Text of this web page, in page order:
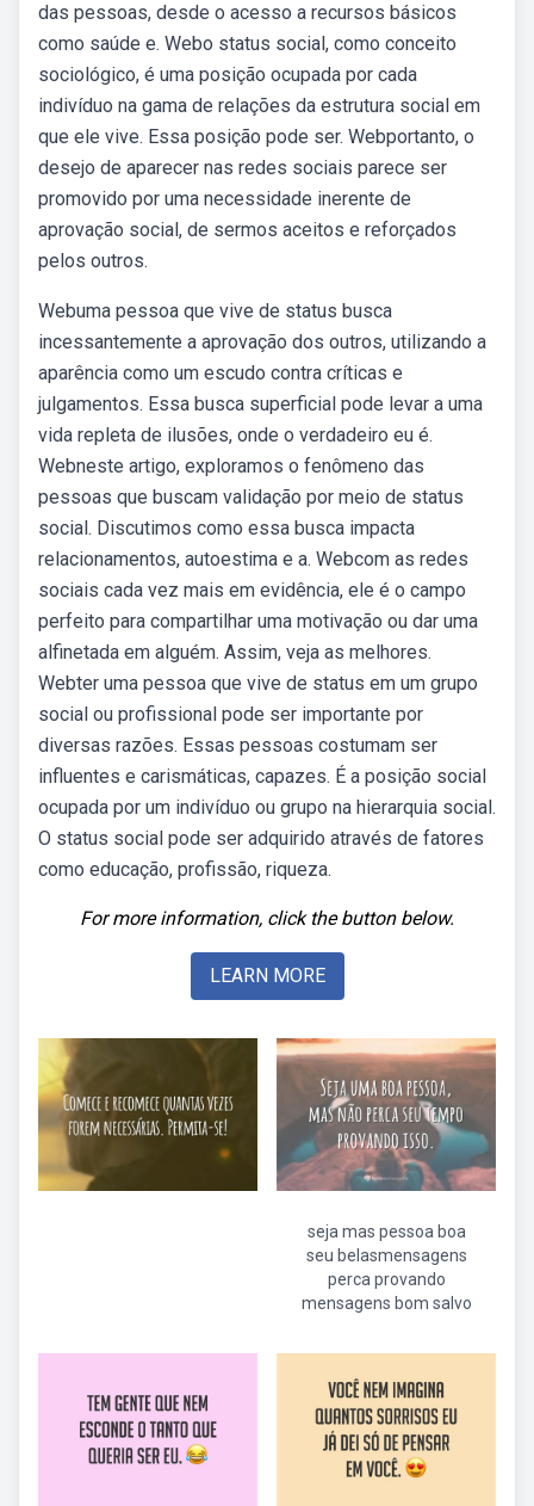
das pessoas, desde o acesso a recursos básicos
como saúde e. Webo status social, como conceito
sociológico, é uma posição ocupada por cada
indivíduo na gama de relações da estrutura social em
que ele vive. Essa posição pode ser. Webportanto, o
desejo de aparecer nas redes sociais parece ser
promovido por uma necessidade inerente de
aprovação social, de sermos aceitos e reforçados
pelos outros.
Webuma pessoa que vive de status busca
incessantemente a aprovação dos outros, utilizando a
aparência como um escudo contra críticas e
julgamentos. Essa busca superficial pode levar a uma
vida repleta de ilusões, onde o verdadeiro eu é.
Webneste artigo, exploramos o fenômeno das
pessoas que buscam validação por meio de status
social. Discutimos como essa busca impacta
relacionamentos, autoestima e a. Webcom as redes
sociais cada vez mais em evidência, ele é o campo
perfeito para compartilhar uma motivação ou dar uma
alfinetada em alguém. Assim, veja as melhores.
Webter uma pessoa que vive de status em um grupo
social ou profissional pode ser importante por
diversas razões. Essas pessoas costumam ser
influentes e carismáticas, capazes. É a posição social
ocupada por um indivíduo ou grupo na hierarquia social.
O status social pode ser adquirido através de fatores
como educação, profissão, riqueza.
For more information, click the button below.
LEARN MORE
seja mas pessoa boa
seu belasmensagens
perca provando
mensagens bom salvo